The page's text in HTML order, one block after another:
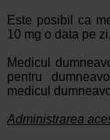
Este posibil ca
10 mg o data pe
Medicul
pentru
medicul
Administrarea